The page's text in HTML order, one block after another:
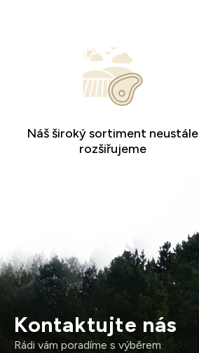
Náš široký sortiment neustále
rozšiřujeme
Kontaktujte nás
Rádi vám poradíme s výběrem